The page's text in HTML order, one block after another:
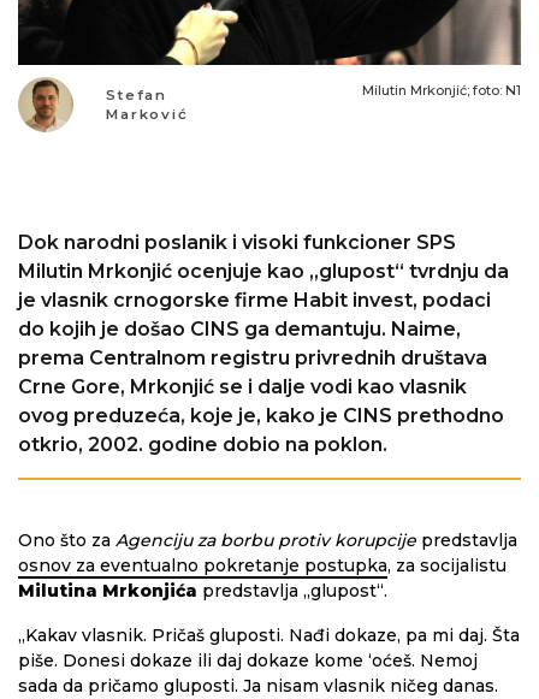
Stefan
Marković
Milutin Mrkonjić; foto: N1
Dok narodni poslanik i visoki funkcioner SPS
Milutin Mrkonjić ocenjuje kao „glupost“ tvrdnju da
je vlasnik crnogorske firme Habit invest, podaci
do kojih je došao CINS ga demantuju. Naime,
prema Centralnom registru privrednih društava
Crne Gore, Mrkonjić se i dalje vodi kao vlasnik
ovog preduzeća, koje je, kako je CINS prethodno
otkrio, 2002. godine dobio na poklon.
Ono što za Agenciju za borbu protiv korupcije predstavlja
osnov za eventualno pokretanje postupka, za socijalistu
Milutina Mrkonjića predstavlja „glupost“.
„Kakav vlasnik. Pričaš gluposti. Nađi dokaze, pa mi daj. Šta
piše. Donesi dokaze ili daj dokaze kome ‘oćeš. Nemoj
sada da pričamo gluposti. Ja nisam vlasnik ničeg danas.